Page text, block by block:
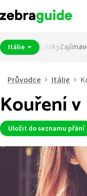
Itálie
Spropitné Svátky
Průvodce Itálie
Kouření
Uložit do seznamu přání